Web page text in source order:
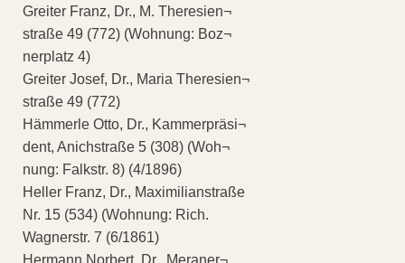
Greiter Franz, Dr., M. Theresien¬
straße 49 (772) (Wohnung: Boz¬
nerplatz 4)
Greiter Josef, Dr., Maria Theresien¬
straße 49 (772)
Hämmerle Otto, Dr., Kammerpräsi¬
dent, Anichstraße 5 (308) (Woh¬
nung: Falkstr. 8) (4/1896)
Heller Franz, Dr., Maximilianstraße
Nr. 15 (534) (Wohnung: Rich.
Wagnerstr. 7 (6/1861)